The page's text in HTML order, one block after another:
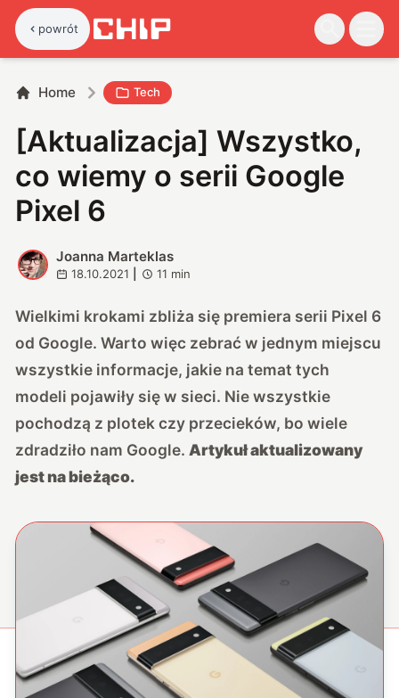
powrót
Home Tech
[Aktualizacja] Wszystko,
co wiemy o serii Google
Pixel 6
J
Joanna Marteklas
18.10.2021 11 min
Wielkimi krokami zbliża się premiera serii Pixel 6
od Google. Warto więc zebrać w jednym miejscu
wszystkie informacje, jakie na temat tych
modeli pojawiły się w sieci. Nie wszystkie
pochodzą z plotek czy przecieków, bo wiele
zdradziło nam Google. Artykuł aktualizowany
jest na bieżąco.